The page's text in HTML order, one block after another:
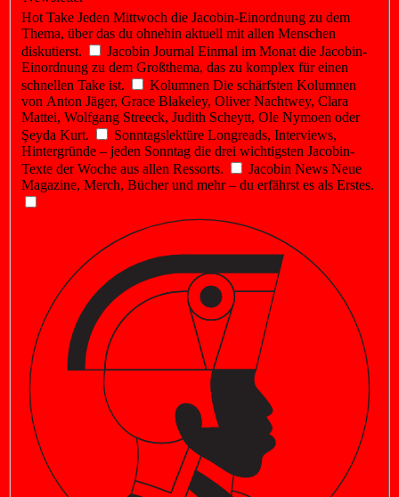
Hot Take Jeden Mittwoch die Jacobin-Einordnung zu dem
Thema, über das du ohnehin aktuell mit allen Menschen
diskutierst.
Jacobin Journal Einmal im Monat die Jacobin-
Einordnung zu dem Großthema, das zu komplex für einen
schnellen Take ist.
Kolumnen Die schärfsten Kolumnen
von Anton Jäger, Grace Blakeley, Oliver Nachtwey, Clara
Mattei, Wolfgang Streeck, Judith Scheytt, Ole Nymoen oder
Şeyda Kurt.
Sonntagslektüre Longreads, Interviews,
Hintergründe – jeden Sonntag die drei wichtigsten Jacobin-
Texte der Woche aus allen Ressorts.
Jacobin News Neue
Magazine, Merch, Bücher und mehr – du erfährst es als Erstes.